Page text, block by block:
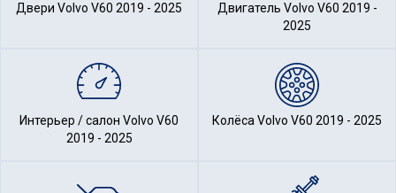
Двери Volvo V60 2019 - 2025
Двигатель Volvo V60 2019 -
2025
Интерьер / салон Volvo V60
2019 - 2025
Колёса Volvo V60 2019 - 2025